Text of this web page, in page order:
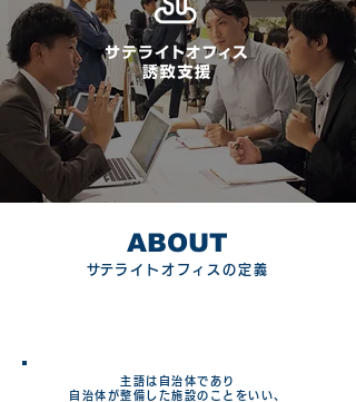
ABOUT
​サテライトオフィスの定義
主語は自治体であり
自治体が整備した施設のことをいい、